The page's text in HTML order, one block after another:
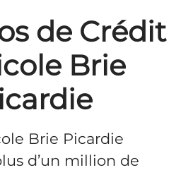
de Crédit
Brie
Brie Picardie
d’un million de